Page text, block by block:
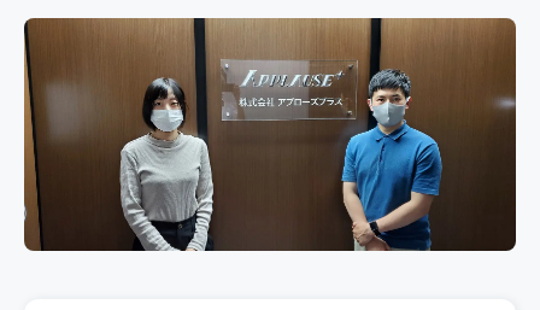
カスタマイズコース
新規開発サービス
パッケージ開発
導入事例